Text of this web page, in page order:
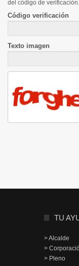
del código de verificación.
Código verificación
Texto imagen
TU
> Alcalde
>
> Pleno